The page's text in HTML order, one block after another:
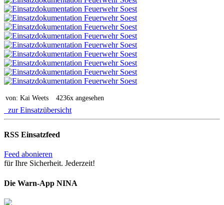
von: Kai Weets 4236x angesehen
zur Einsatzübersicht
RSS Einsatzfeed
Feed abonieren
für Ihre Sicherheit. Jederzeit!
Die Warn-App NINA